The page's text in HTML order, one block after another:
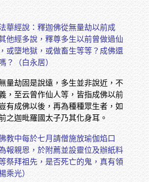
華經說：釋迦佛從無量劫以前成
他經多說，釋尊多生以前曾做過仙
或墮地獄，或做畜生等等？成佛還
？（白永居）
量劫固是說遠，多生並非說近，不
，至云曾作仙人等，皆指成佛以前
有成佛以後，再為種種眾生者，如
之迦毗羅國太子乃其化身耳。
教中每於七月請僧施放瑜伽焰口
報親恩，於附薦並設靈位及辦紙料
祭拜祖先，是否死亡的鬼，真有領
乘光）